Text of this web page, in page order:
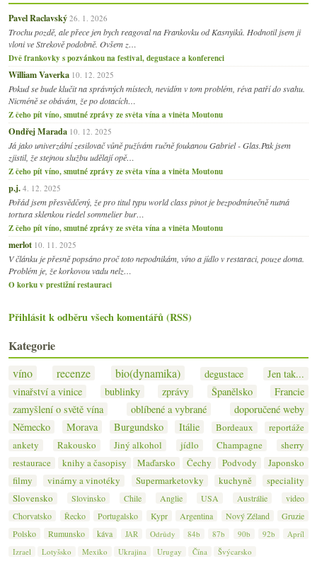
Pavel Raclavský 26. 1. 2026
Trochu pozdě, ale přece jen bych reagoval na Frankovku od Kasnyiků. Hodnotil jsem ji
vloni ve Strekově podobně. Ovšem z…
Dvě frankovky s pozvánkou na festival, degustace a konferenci
William Vaverka 10. 12. 2025
Pokud se bude klučit na správných místech, nevidím v tom problém, réva patří do svahu.
Nicméně se obávám, že po dotacích…
Z čeho pít víno, smutné zprávy ze světa vína a viněta Moutonu
Ondřej Marada 10. 12. 2025
Já jako univerzální zesilovač vůně pužívám ručně foukanou Gabriel - Glas.Pak jsem
zjistil, že stejnou službu udělají opě…
Z čeho pít víno, smutné zprávy ze světa vína a viněta Moutonu
p.j. 4. 12. 2025
Pořád jsem přesvědčený, že pro titul typu world class pinot je bezpodmínečně nutná
tortura sklenkou riedel sommelier bur…
Z čeho pít víno, smutné zprávy ze světa vína a viněta Moutonu
merlot 10. 11. 2025
V článku je přesně popsáno proč toto nepodnikám, víno a jídlo v restaraci, pouze doma.
Problém je, že korkovou vadu nelz…
O korku v prestižní restauraci
Přihlásit k odběru všech komentářů (RSS)
Kategorie
víno recenze bio(dynamika) degustace
Jen tak...
vinařství a vinice
bublinky zprávy Španělsko
Francie
zamyšlení o světě vína
oblíbené a vybrané
doporučené weby
Německo
Morava Burgundsko Itálie Bordeaux
reportáže
ankety
Rakousko Jiný alkohol jídlo Champagne
sherry
restaurace
knihy a časopisy Maďarsko Čechy Podvody
Japonsko
filmy
vinárny a vinotéky Supermarketovky kuchyně
speciality
Slovensko
Slovinsko Chile Anglie USA Austrálie
video
Chorvatsko
Řecko Portugalsko Kypr Argentina Nový Zéland
Gruzie
Polsko
Rumunsko káva JAR Odrůdy 84b 87b 90b 92b
Apríl
Izrael
Lotyšsko Mexiko Ukrajina Urugay Čína Švýcarsko